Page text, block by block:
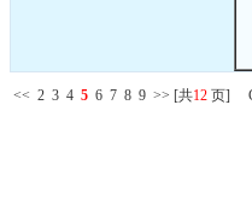
<< 2 3 4 5 6 7 8 9 >> [共12 页]